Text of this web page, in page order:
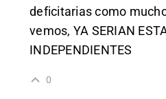
deficitarias como
vemos, YA SERIAN
INDEPENDIENTES
0